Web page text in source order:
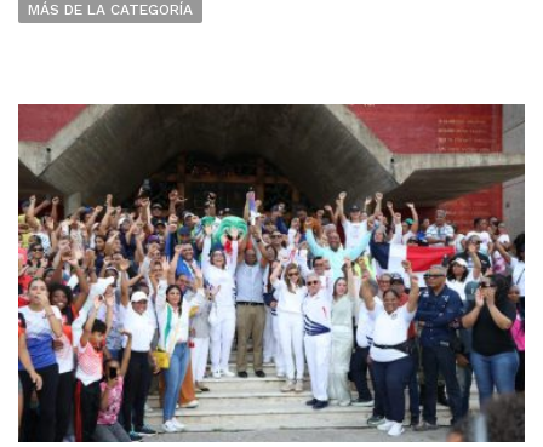
MÁS DE LA CATEGORÍA